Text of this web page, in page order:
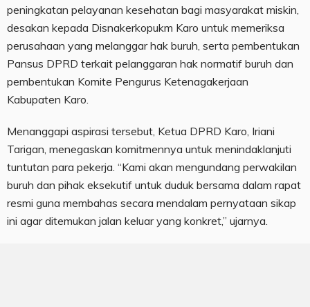
peningkatan pelayanan kesehatan bagi masyarakat miskin,
desakan kepada Disnakerkopukm Karo untuk memeriksa
perusahaan yang melanggar hak buruh, serta pembentukan
Pansus DPRD terkait pelanggaran hak normatif buruh dan
pembentukan Komite Pengurus Ketenagakerjaan
Kabupaten Karo.
Menanggapi aspirasi tersebut, Ketua DPRD Karo, Iriani
Tarigan, menegaskan komitmennya untuk menindaklanjuti
tuntutan para pekerja. “Kami akan mengundang perwakilan
buruh dan pihak eksekutif untuk duduk bersama dalam rapat
resmi guna membahas secara mendalam pernyataan sikap
ini agar ditemukan jalan keluar yang konkret,” ujarnya.